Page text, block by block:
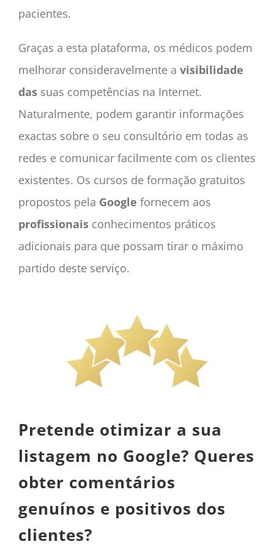
pacientes.
Graças a esta plataforma, os médicos podem
melhorar consideravelmente a visibilidade
dassuas competências na Internet.
Naturalmente, podem garantir informações
exactas sobre o seu consultório em todas as
redes e comunicar facilmente com os clientes
existentes. Os cursos de formação gratuitos
propostos pela Google fornecem aos
profissionaisconhecimentos práticos
adicionais para que possam tirar o máximo
partido deste serviço.
Pretende otimizar a sua
listagem no Google? Queres
obter comentários
genuínos e positivos dos
clientes?